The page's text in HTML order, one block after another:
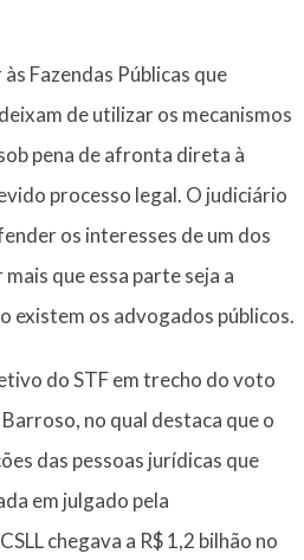
Fazendas Públicas que
de utilizar os mecanismos
pena de afronta direta à
processo legal. O judiciário
os interesses de um dos
que essa parte seja a
existem os advogados públicos.
do STF em trecho do voto
no qual destaca que o
das pessoas jurídicas que
em julgado pela
chegava a R$ 1,2 bilhão no